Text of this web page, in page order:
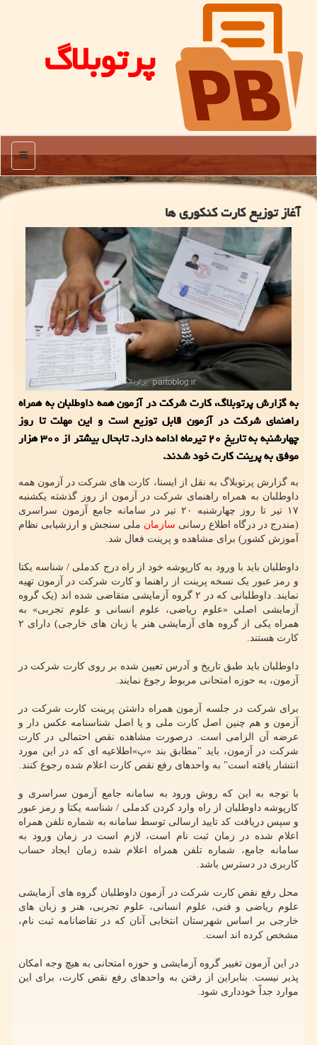
پرتوبلاگ
منو
آغاز توزیع کارت کنکوری ها
به گزارش پرتوبلاگ، کارت شرکت در آزمون همه داوطلبان به همراه
راهنمای شرکت در آزمون قابل توزیع است و این مهلت تا روز
چهارشنبه به تاریخ ۲۰ تیرماه ادامه دارد. تابحال بیشتر از ۳۰۰ هزار
موفق به پرینت کارت خود شدند.
به گزارش پرتوبلاگ به نقل از ایسنا، کارت های شرکت در آزمون همه
داوطلبان به همراه راهنمای شرکت در آزمون از روز گذشته یکشنبه
۱۷ تیر تا روز چهارشنبه ۲۰ تیر در سامانه جامع آزمون سراسری
(مندرج در درگاه اطلاع­ رسانی سازمان ملی سنجش و ارزشیابی نظام
آموزش کشور) برای مشاهده و پرینت فعال شد.
داوطلبان باید با ورود به کارپوشه خود از راه درج کدملی / شناسه یکتا
و رمز عبور یک نسخه پرینت از راهنما و کارت شرکت در آزمون تهیه
نمایند. داوطلبانی که در ۲ گروه آزمایشی متقاضی شده اند (یک گروه
آزمایشی اصلی «علوم ریاضی، علوم انسانی و علوم تجربی» به
همراه یکی از گروه ­های آزمایشی هنر یا زبان ­های خارجی) دارای ۲
کارت هستند.
داوطلبان باید طبق تاریخ و آدرس تعیین شده بر روی کارت شرکت در
آزمون، به حوزه امتحانی مربوط رجوع نمایند.
برای شرکت در جلسه آزمون همراه داشتن پرینت کارت شرکت در
آزمون و هم چنین اصل کارت ملی و یا اصل شناسنامه عکس ­دار و
عرضه آن الزامی است. درصورت مشاهده نقص احتمالی در کارت
شرکت در آزمون، باید "مطابق بند «پ»اطلاعیه ای که در این مورد
انتشار یافته است" به واحدهای رفع نقص کارت اعلام شده رجوع کنند.
با توجه به این که روش ورود به سامانه جامع آزمون سراسری و
کارپوشه داوطلبان از راه وارد کردن کدملی / شناسه یکتا و رمز عبور
و سپس دریافت کد تایید ارسالی توسط سامانه به شماره تلفن همراه
اعلام شده در زمان ثبت ­نام است، لازم است در زمان ورود به
سامانه جامع، شماره تلفن همراه اعلام شده زمان ایجاد حساب
کاربری در دسترس باشد.
محل رفع نقص کارت شرکت در آزمون داوطلبان گروه ­های آزمایشی
علوم ریاضی و فنی، علوم انسانی، علوم تجربی، هنر و زبان­ های
خارجی بر اساس شهرستان انتخابی آنان که در تقاضانامه ثبت ­نام،
مشخص کرده اند است.
در این آزمون تغییر گروه آزمایشی و حوزه امتحانی به هیچ وجه امکان
پذیر نیست. بنابراین از رفتن به واحدهای رفع نقص کارت، برای این
موارد جداً خودداری شود.